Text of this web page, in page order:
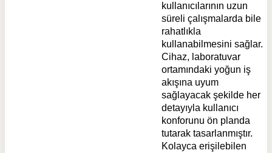
kullanıcılarının uzun
süreli çalışmalarda bile
rahatlıkla
kullanabilmesini sağlar.
Cihaz, laboratuvar
ortamındaki yoğun iş
akışına uyum
sağlayacak şekilde her
detayıyla kullanıcı
konforunu ön planda
tutarak tasarlanmıştır.
Kolayca erişilebilen